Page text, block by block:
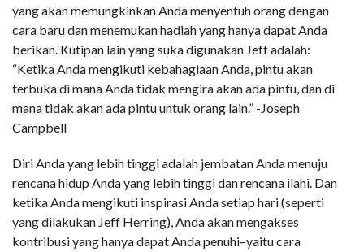
yang akan memungkinkan Anda menyentuh orang dengan
cara baru dan menemukan hadiah yang hanya dapat Anda
berikan. Kutipan lain yang suka digunakan Jeff adalah:
“Ketika Anda mengikuti kebahagiaan Anda, pintu akan
terbuka di mana Anda tidak mengira akan ada pintu, dan di
mana tidak akan ada pintu untuk orang lain.” -Joseph
Campbell
Diri Anda yang lebih tinggi adalah jembatan Anda menuju
rencana hidup Anda yang lebih tinggi dan rencana ilahi. Dan
ketika Anda mengikuti inspirasi Anda setiap hari (seperti
yang dilakukan Jeff Herring), Anda akan mengakses
kontribusi yang hanya dapat Anda penuhi–yaitu cara